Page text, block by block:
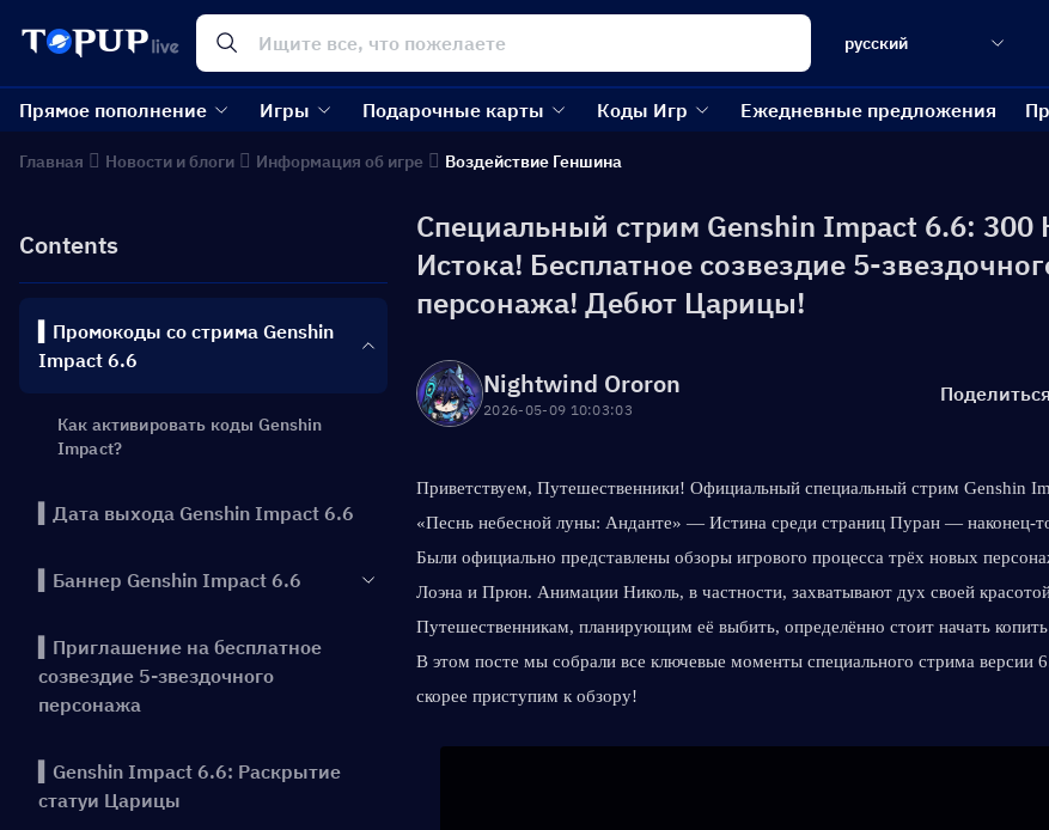
русский
Прямое пополнение Игры Подарочные карты Коды Игр Ежедневные предложения
Главная Новости и блоги Информация об игре Воздействие Геншина
Contents
▍Промокоды со стрима Genshin
Impact 6.6
Как активировать коды Genshin
Impact?
▍Дата выхода Genshin Impact 6.6
▍Баннер Genshin Impact 6.6
▍Приглашение на бесплатное
созвездие 5-звездочного
персонажа
▍Genshin Impact 6.6: Раскрытие
статуи Царицы
Специальный стрим Genshin Impact 6.6: 300
Истока! Бесплатное созвездие 5-
персонажа! Дебют Царицы!
Nightwind Ororon
2026-05-09 10:03:03
Приветствуем, Путешественники! Официальный специальный стрим Genshin
«Песнь небесной луны: Анданте» — Истина среди страниц Пуран — наконец-
Были официально представлены обзоры игрового процесса трёх новых
Лоэна и Прюн. Анимации Николь, в частности, захватывают дух своей
Путешественникам, планирующим её выбить, определённо стоит начать
В этом посте мы собрали все ключевые моменты специального стрима версии
скорее приступим к обзору!